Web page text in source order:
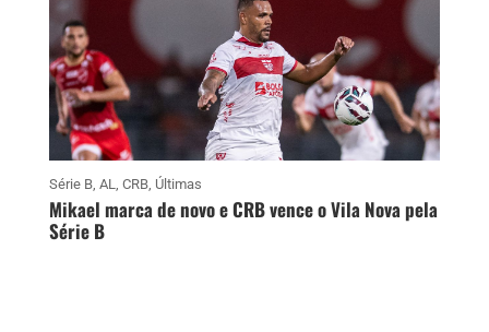
Série B, AL, CRB, Últimas
Mikael marca de novo e CRB vence o Vila Nova pela
Série B